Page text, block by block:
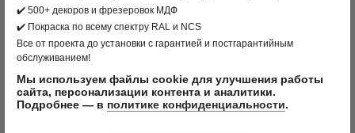
9 САЛОНОВ
с внимательными и компетентными
дизайнерами-консультантами, уютной
порядка и хранения
✔️ 500+ декоров и фрезеровок МДФ
✔️ Покраска по всему спектру RAL и NCS
Все от проекта до установки с гарантией и постгарантийным
обслуживанием!
Мы используем файлы cookie для улучшения работы
сайта, персонализации контента и аналитики.
Подробнее — в политике конфиденциальности.